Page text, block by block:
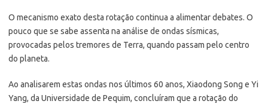
O mecanismo exato desta rotação continua a alimentar debates. O
pouco que se sabe assenta na análise de ondas sísmicas,
provocadas pelos tremores de Terra, quando passam pelo centro
do planeta.
Ao analisarem estas ondas nos últimos 60 anos, Xiaodong Song e Yi
Yang, da Universidade de Pequim, concluíram que a rotação do